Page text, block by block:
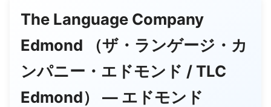
The Language Company
Edmond （ザ・ランゲージ・カ
ンパニー・エドモンド / TLC
Edmond） ― エドモンド